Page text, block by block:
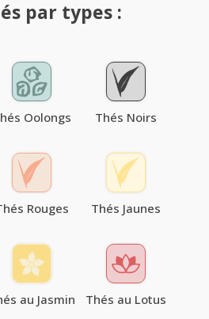
par types :
Oolongs
Rouges
au Jasmin
Thés Noirs
Thés Jaunes
Thés au Lotus